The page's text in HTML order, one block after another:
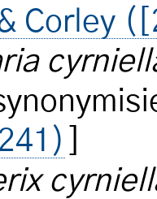
Corley